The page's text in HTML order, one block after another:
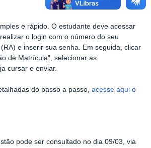
e rápido. O estudante deve acessar
o login com o número do seu
e inserir sua senha. Em seguida, clicar
de Matrícula", selecionar as
cursar e enviar.
do passo a passo, acesse aqui o
pode ser consultado no dia 09/03, via